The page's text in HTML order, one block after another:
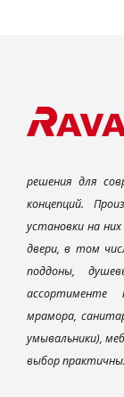
решения для
концепций.
установки на
двери, в том
поддоны,
ассортименте
мрамора,
умывальники),
выбор